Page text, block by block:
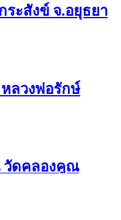
ะสังข์ จ.อยุธยา
ลวงพ่อรักษ์
วัดคลองคูณ